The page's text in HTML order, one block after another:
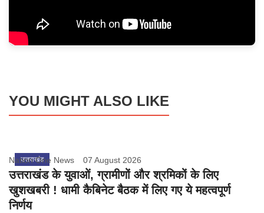
YOU MIGHT ALSO LIKE
उत्तराखंड
Nation One News 07 August 2026
उत्तराखंड के युवाओं, ग्रामीणों और श्रमिकों के लिए
खुशखबरी ! धामी कैबिनेट बैठक में लिए गए ये महत्वपूर्ण
निर्णय